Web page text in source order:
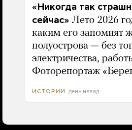
«Никогда так
сейчас» Лето 2026
каким его запомнят
полуострова — без
электричества,
Фоторепортаж
ИСТОРИИ день назад